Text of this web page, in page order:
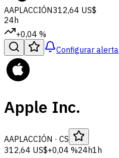
AAPLACCIÓN312,64 US$
24h
+0,04 %
Configurar alerta
Apple Inc.
AAPLACCIÓN · CS
312,64 US$+0,04 %24h1h